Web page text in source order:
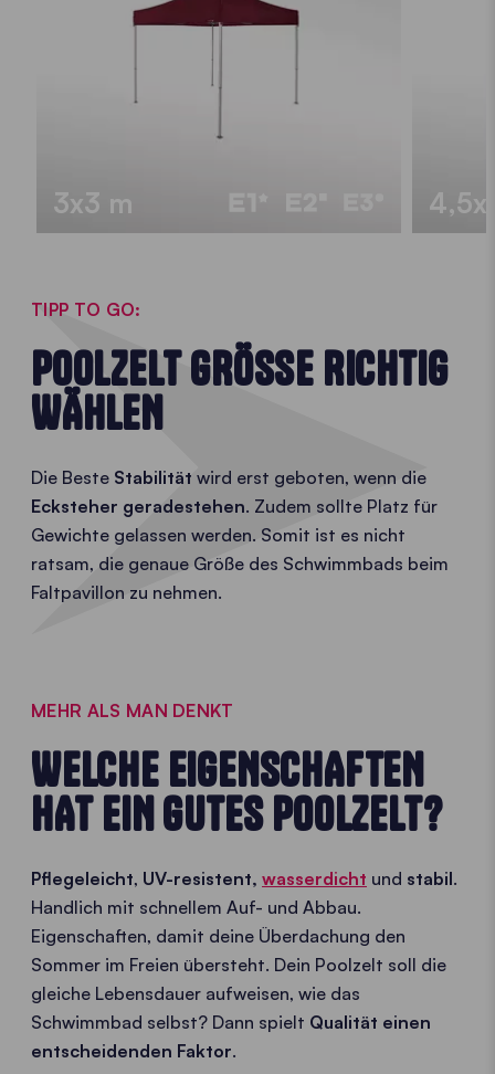
3x3 m
TIPP TO GO:
POOLZELT GRÖSSE RICHTIG W
ÄHLEN
Die Beste Stabilität wird erst geboten, wenn die
Ecksteher geradestehen. Zudem sollte Platz für
Gewichte gelassen werden. Somit ist es nicht
ratsam, die genaue Größe des Schwimmbads beim
Faltpavillon zu nehmen.
MEHR ALS MAN DENKT
WELCHE EIGENSCHAFTEN
HAT EIN GUTES POOLZELT?
Pflegeleicht, UV-resistent, wasserdicht und stabil.
Handlich mit schnellem Auf- und Abbau.
Eigenschaften, damit deine Überdachung den
Sommer im Freien übersteht. Dein Poolzelt soll die
gleiche Lebensdauer aufweisen, wie das
Schwimmbad selbst? Dann spielt Qualität einen
entscheidenden Faktor.